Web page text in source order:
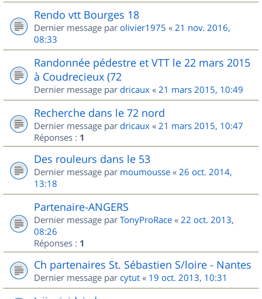
Rendo vtt Bourges 18
Dernier message par olivier1975 « 21 nov. 2016,
08:33
Randonnée pédestre et VTT le 22 mars 2015
à Coudrecieux (72
Dernier message par dricaux « 21 mars 2015, 10:49
Recherche dans le 72 nord
Dernier message par dricaux « 21 mars 2015, 10:47
Réponses : 1
Des rouleurs dans le 53
Dernier message par moumousse « 26 oct. 2014,
13:18
Partenaire-ANGERS
Dernier message par TonyProRace « 22 oct. 2013,
08:26
Réponses : 1
Ch partenaires St. Sébastien S/loire - Nantes
Dernier message par cytut « 19 oct. 2013, 10:31